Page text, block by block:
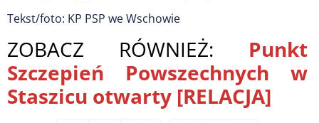
Tekst/foto: KP PSP we Wschowie
ZOBACZ RÓWNIEŻ: Punkt
Szczepień Powszechnych w
Staszicu otwarty [RELACJA]